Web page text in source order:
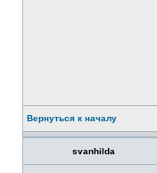
Вернуться к началу
svanhilda